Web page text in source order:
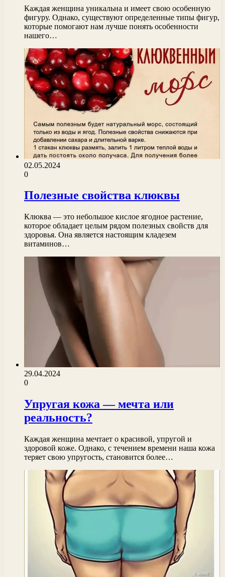
Каждая женщина уникальна и имеет свою особенную
фигуру. Однако, существуют определенные типы фигур,
которые помогают нам лучше понять особенности
нашего…
02.05.2024
0
Полезные свойства клюквы
Клюква — это небольшое кислое ягодное растение,
которое обладает целым рядом полезных свойств для
здоровья. Она является настоящим кладезем
витаминов…
29.04.2024
0
Упругая кожа — мечта или
реальность?
Каждая женщина мечтает о красивой, упругой и
здоровой коже. Однако, с течением времени наша кожа
теряет свою упругость, становится более…